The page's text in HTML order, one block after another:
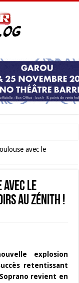
incontournable de
avec le
avec le
au Zénith !
explosion
retentissant
revient en